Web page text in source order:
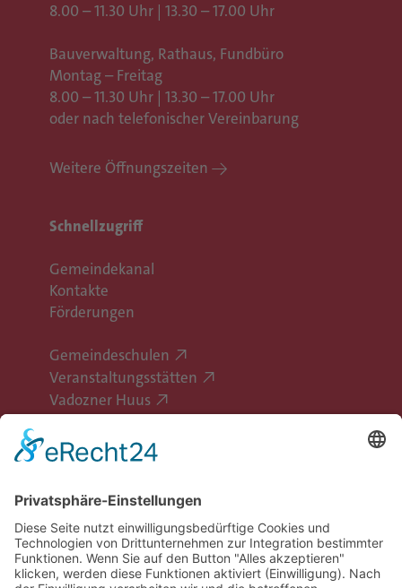
8.00 – 11.30 Uhr | 13.30 – 17.00 Uhr
Bauverwaltung, Rathaus, Fundbüro
Montag – Freitag
8.00 – 11.30 Uhr | 13.30 – 17.00 Uhr
oder nach telefonischer Vereinbarung
Weitere Öffnungszeiten
Schnellzugriff
Gemeindekanal
Kontakte
Förderungen
Gemeindeschulen
Veranstaltungsstätten
Vadozner Huus